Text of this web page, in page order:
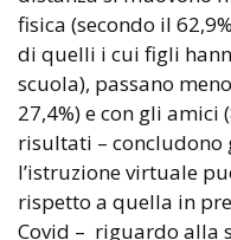
fisica (secondo il
di quelli i cui figli
scuola), passano
27,4%) e con gli amici
risultati – concludono
l’istruzione virtuale
rispetto a quella in
Covid – riguardo alla